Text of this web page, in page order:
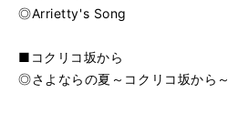
◎Arrietty's Song
■コクリコ坂から
◎さよならの夏～コクリコ坂から～